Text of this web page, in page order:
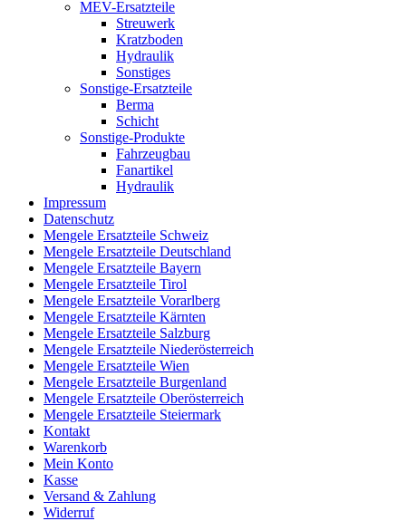
MEV-Ersatzteile
Streuwerk
Kratzboden
Hydraulik
Sonstiges
Sonstige-Ersatzteile
Berma
Schicht
Sonstige-Produkte
Fahrzeugbau
Fanartikel
Hydraulik
Impressum
Datenschutz
Mengele Ersatzteile Schweiz
Mengele Ersatzteile Deutschland
Mengele Ersatzteile Bayern
Mengele Ersatzteile Tirol
Mengele Ersatzteile Vorarlberg
Mengele Ersatzteile Kärnten
Mengele Ersatzteile Salzburg
Mengele Ersatzteile Niederösterreich
Mengele Ersatzteile Wien
Mengele Ersatzteile Burgenland
Mengele Ersatzteile Oberösterreich
Mengele Ersatzteile Steiermark
Kontakt
Warenkorb
Mein Konto
Kasse
Versand & Zahlung
Widerruf